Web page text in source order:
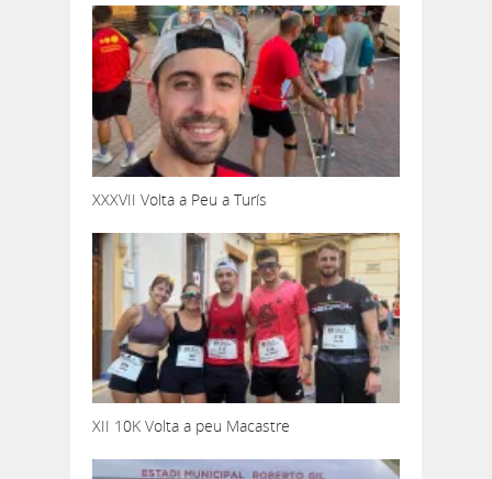
XXXVII Volta a Peu a Turís
XII 10K Volta a peu Macastre